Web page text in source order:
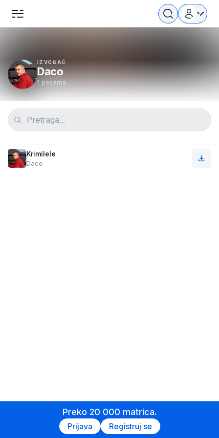
IZVOĐAČ
Daco
1 pesama
Krimilele
Daco
Preko 20 000 matrica.
Prijava Registruj se